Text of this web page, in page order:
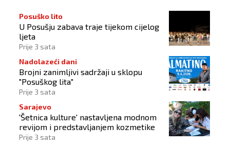
Posuško lito
U Posušju zabava traje tijekom cijelog
ljeta
Prije 3 sata
Nadolazeći dani
Brojni zanimljivi sadržaji u sklopu
"Posuškog lita"
Prije 3 sata
Sarajevo
'Šetnica kulture' nastavljena modnom
revijom i predstavljanjem kozmetike
Prije 3 sata